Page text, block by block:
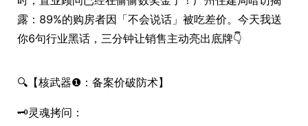
露：89%的购房者因「不会说话」被吃差价。今天我送
你6句行业黑话，三分钟让销售主动亮出底牌👇
🔍【核武器❶：备案价破防术】
🗝️灵魂拷问：